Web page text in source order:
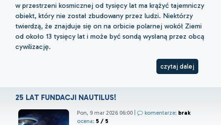
w przestrzeni kosmicznej od tysięcy lat ma krążyć tajemniczy
obiekt, który nie został zbudowany przez ludzi. Niektórzy
twierdzą, że znajduje się on na orbicie polarnej wokół Ziemi
od około 13 tysięcy lat i może być sondą wysłaną przez obcą
cywilizację.
czytaj dalej
25 LAT FUNDACJI NAUTILUS!
Pon, 9 mar 2026 06:00 komentarze: brak
ocena: 5 / 5